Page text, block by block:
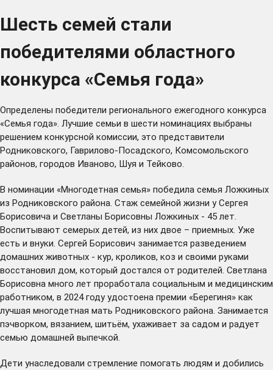
Шесть семей стали
победителями областного
конкурса «Семья года»
Определены победители регионального ежегодного конкурса
«Семья года». Лучшие семьи в шести номинациях выбраны
решением конкурсной комиссии, это представители
Родниковского, Гаврилово-Посадского, Комсомольского
районов, городов Иваново, Шуя и Тейково.
В номинации «Многодетная семья» победила семья Ложкиных
из Родниковского района. Стаж семейной жизни у Сергея
Борисовича и Светланы Борисовны Ложкиных - 45 лет.
Воспитывают семерых детей, из них двое – приемных. Уже
есть и внуки. Сергей Борисович занимается разведением
домашних животных - кур, кроликов, коз и своими руками
восстановил дом, который достался от родителей. Светлана
Борисовна много лет проработала социальным и медицинским
работником, в 2024 году удостоена премии «Берегиня» как
лучшая многодетная мать Родниковского района. Занимается
пэчворком, вязанием, шитьём, ухаживает за садом и радует
семью домашней выпечкой.
Дети унаследовали стремление помогать людям и добились